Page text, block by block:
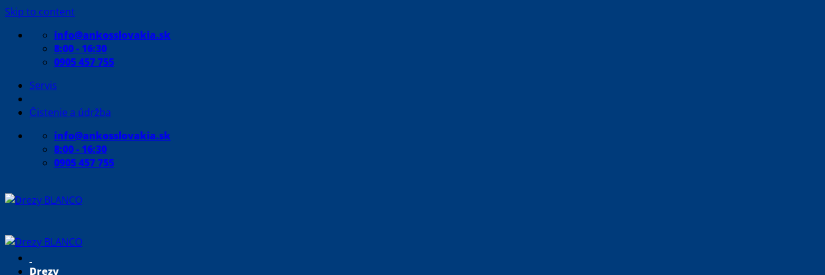
Skip to content
info@ankosslovakia.sk
8:00 - 16:30
0905 457 755
Servis
Čistenie a údržba
info@ankosslovakia.sk
8:00 - 16:30
0905 457 755
Drezy